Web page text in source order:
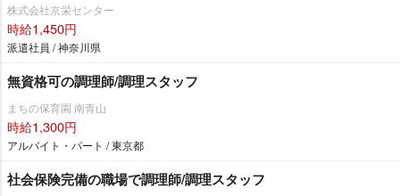
株式会社京栄センター
時給1,450円
派遣社員 / 神奈川県
無資格可の調理師/調理スタッフ
まちの保育園 南青山
時給1,300円
アルバイト・パート / 東京都
社会保険完備の職場で調理師/調理スタッフ